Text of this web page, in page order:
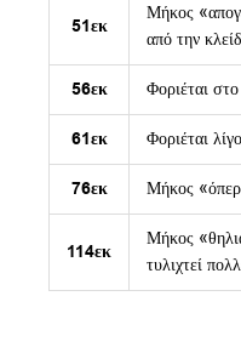
51εκ
Μήκος
από την
56εκ Φοριέται
61εκ Φοριέται
76εκ Μήκος
114εκ
Μήκος
τυλιχτεί